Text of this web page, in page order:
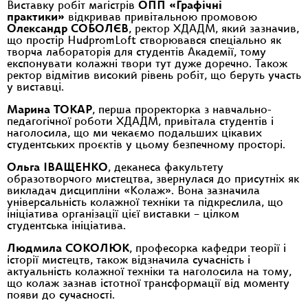
Виставку робіт магістрів ОПП «Графічні
практики» відкривав привітальною промовою
Олександр СОБОЛЄВ, ректор ХДАДМ, який зазначив,
що простір HudpromLoft створювався спеціально як
творча лабораторія для студентів Академії, тому
експонувати колажні твори тут дуже доречно. Також
ректор відмітив високий рівень робіт, що беруть участь
у виставці.
Марина ТОКАР, перша проректорка з навчально-
педагогічної роботи ХДАДМ, привітала студентів і
наголосила, що ми чекаємо подальших цікавих
студентських проєктів у цьому безпечному просторі.
Ольга ІВАЩЕНКО, деканеса факультету
образотворчого мистецтва, звернулася до присутніх як
викладач дисципліни «Колаж». Вона зазначила
універсальність колажної техніки та підкреслила, що
ініціатива організації цієї виставки – цілком
студентська ініціатива.
Людмила СОКОЛЮК, професорка кафедри теорії і
історії мистецтв, також відзначила сучасність і
актуальність колажної техніки та наголосила на тому,
що колаж зазнав істотної трансформації від моменту
появи до сучасності.